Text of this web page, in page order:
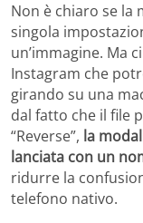
Non è chiaro se
singola
un’immagine. Ma
Instagram che
girando su una
dal fatto che il file
“Reverse”, la
lanciata con un
ridurre la
telefono nativo.